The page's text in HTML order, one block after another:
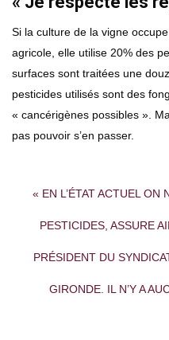
Si la culture de la vigne
agricole, elle utilise 20% des
surfaces sont traitées une
pesticides utilisés sont des
« cancérigènes possibles ».
pas pouvoir s’en passer.
« EN L’ÉTAT ACTUEL ON
PESTICIDES, ASSURE
PRÉSIDENT DU
GIRONDE. IL N’Y A